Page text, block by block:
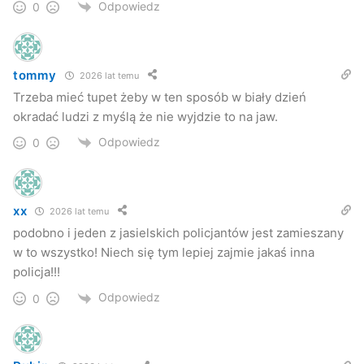
Klienci, którzy otrzymali kary do zapłaty, powinni
odpowiedzieć na nie pismem, w którym zaznaczą, że nie
zapłacą kary z powodu niepodpisania umowy z operatorem
o takiej treści jaką otrzymali. Wszyscy poszkodowani mogą
uzyskać z Policji odpowiednie zaświadczenie o
prowadzonym w tej sprawie dochodzeniu. W ten sposób
operator zobowiązany jest wstrzymać postępowanie
egzekucyjne do czasu wyjaśnienia sprawy.
Jak poinformował nas rzecznik prasowy operatora sieci
Play, wszystkie umowy podpisane w jasielskim punkcie
poddane zostaną sprawdzeniu przez pracowników centrali
–Absolutnie nie ma mowy o żadnej karze dla Klientów,
0 Odpowiedz
tommy 2026 lat temu
Trzeba mieć tupet żeby w ten sposób w biały dzień
okradać ludzi z myślą że nie wyjdzie to na jaw.
0 Odpowiedz
xx 2026 lat temu
podobno i jeden z jasielskich policjantów jest zamieszany
w to wszystko! Niech się tym lepiej zajmie jakaś inna
policja!!!
0 Odpowiedz